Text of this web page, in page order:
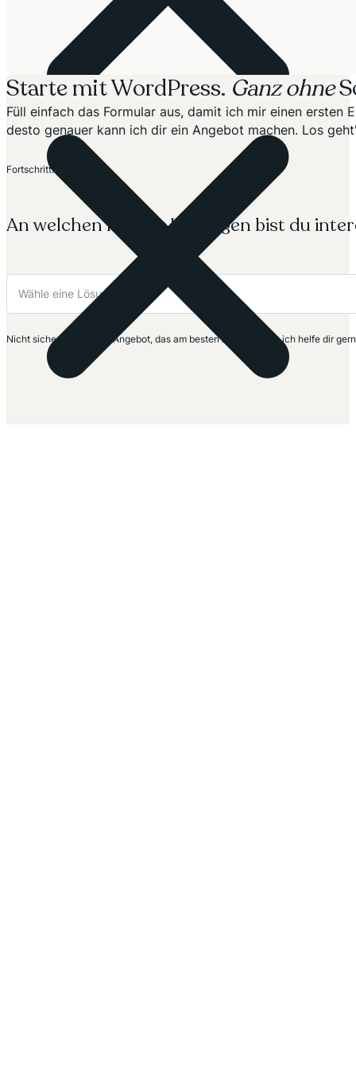
Starte mit WordPress. Ganz ohne
Füll einfach das Formular aus, damit ich mir einen
desto genauer kann ich dir ein Angebot machen. Los
Abschnitt
Fortschritt: 20%
An welchen meiner Lösungen bist du
Nicht sicher? Nimm das Angebot, das am besten zu dir passt – ich helfe dir